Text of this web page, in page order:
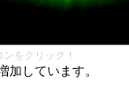
をクリック！
加しています。